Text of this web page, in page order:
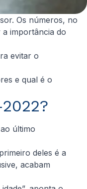
Os números, no
a importância do
evitar o
e qual é o
último
deles é a
acabam